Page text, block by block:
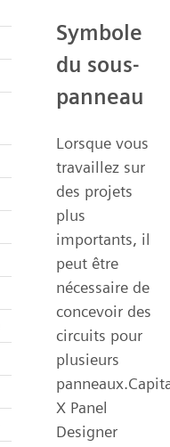
Symbole
du sous-
panneau
Lorsque vous
travaillez sur
des projets
plus
importants, il
peut être
nécessaire de
concevoir des
circuits pour
plusieurs
X Panel
Designer